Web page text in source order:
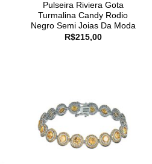
Pulseira Riviera Gota
Turmalina Candy Rodio
Negro Semi Joias Da Moda
R$215,00